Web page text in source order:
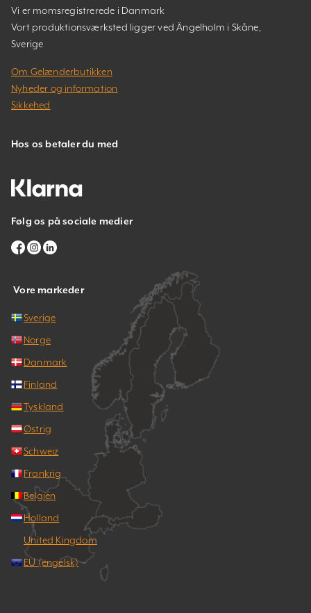
Vi er momsregistrerede i Danmark
Vort produktionsværksted ligger ved Ängelholm i Skåne,
Sverige
Om Gelænderbutikken
Nyheder og information
Sikkehed
Hos os betaler du med
Følg os på sociale medier
Vore markeder
Sverige
Norge
Danmark
Finland
Tyskland
Østrig
Schweiz
Frankrig
Belgien
Holland
United Kingdom
EU (engelsk)